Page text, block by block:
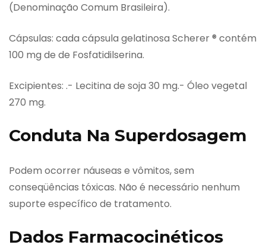
(Denominação Comum Brasileira).
Cápsulas: cada cápsula gelatinosa Scherer ® contém
100 mg de de Fosfatidilserina.
Excipientes: .- Lecitina de soja 30 mg.- Óleo vegetal
270 mg.
Conduta Na Superdosagem
Podem ocorrer náuseas e vômitos, sem
conseqüências tóxicas. Não é necessário nenhum
suporte específico de tratamento.
Dados Farmacocinéticos